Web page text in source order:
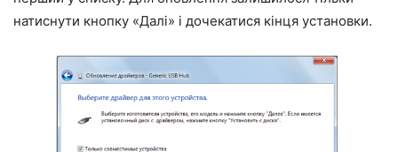
натиснути кнопку «Далі» і дочекатися кінця установки.